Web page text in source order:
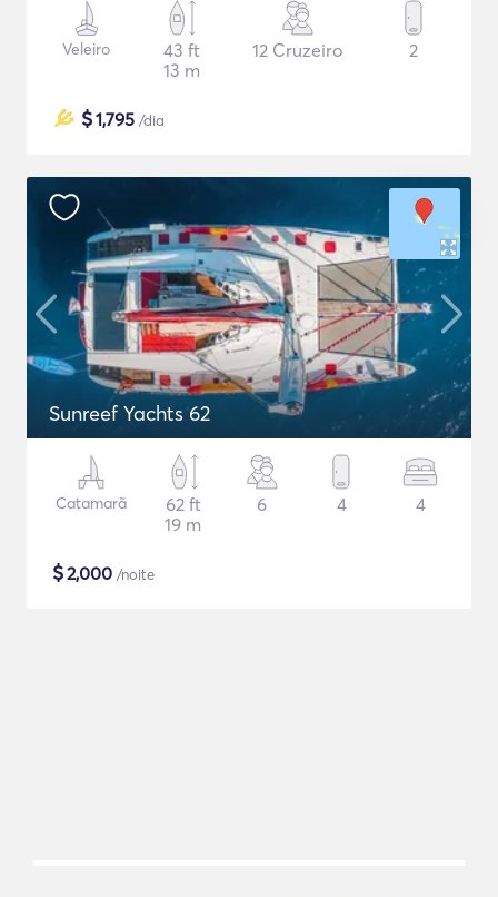
Veleiro
43 ft
13 m
12 Cruzeiro 2
$1,795 /dia
Sunreef Yachts 62
Catamarã
62 ft
19 m
6 4 4
$2,000 /noite